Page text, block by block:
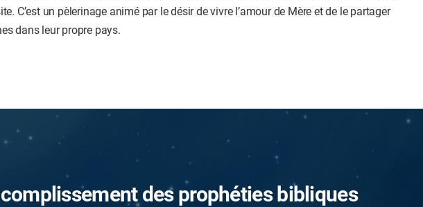
C’est un pèlerinage animé par le désir de vivre l’amour de Mère et de le partager
dans leur propre pays.
des prophéties bibliques